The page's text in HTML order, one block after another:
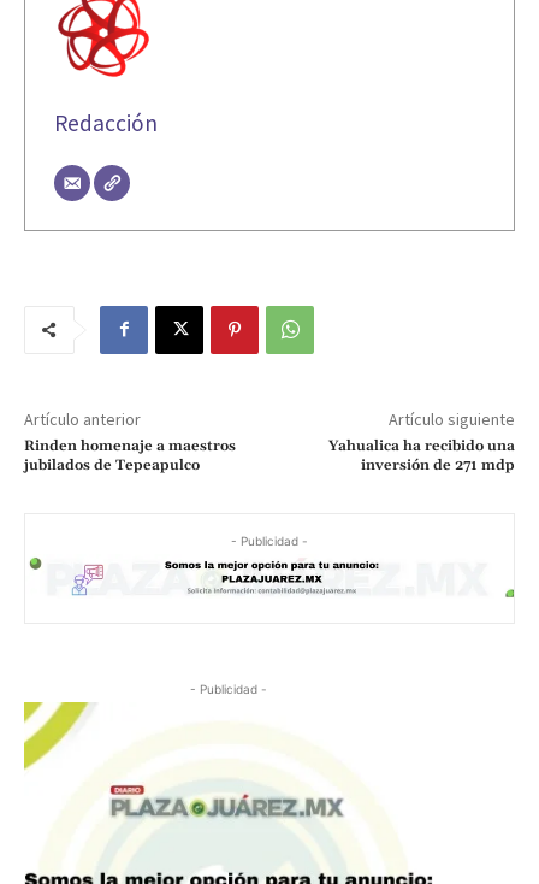
Redacción
Artículo anterior
Rinden homenaje a maestros
jubilados de Tepeapulco
Artículo siguiente
Yahualica ha recibido una
inversión de 271 mdp
- Publicidad -
- Publicidad -